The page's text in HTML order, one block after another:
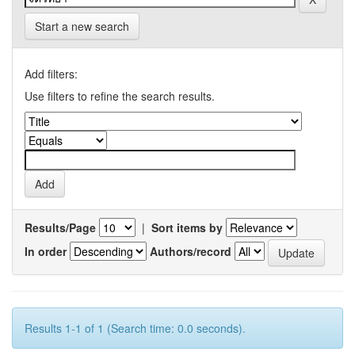
Start a new search
Add filters:
Use filters to refine the search results.
Results/Page | Sort items by
In order
Authors/record
Results 1-1 of 1 (Search time: 0.0 seconds).